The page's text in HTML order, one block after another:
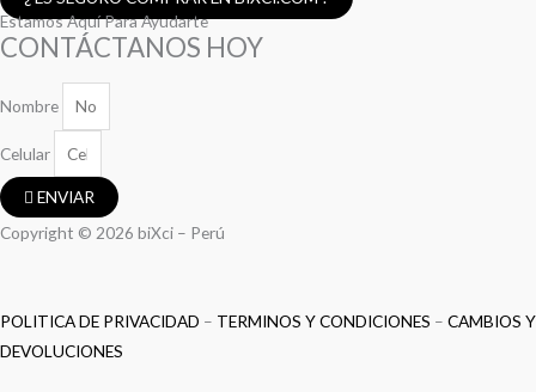
Estamos Aquí Para Ayudarte
CONTÁCTANOS HOY
Nombre
Celular
ENVIAR
Copyright © 2026 biXci – Perú
POLITICA DE PRIVACIDAD – TERMINOS Y CONDICIONES – CAMBIOS Y
DEVOLUCIONES